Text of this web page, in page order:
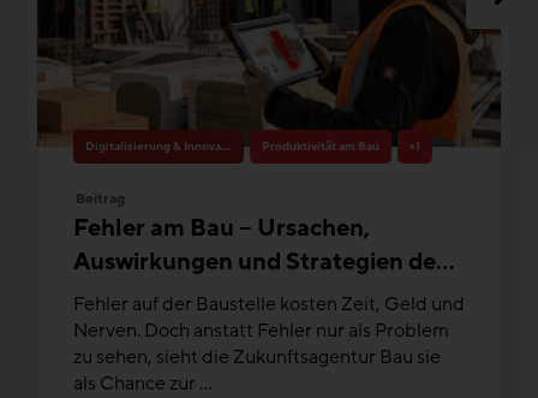
Digitalisierung & Innovation Produktivität am Bau +1
Beitrag
Fehler am Bau – Ursachen,
Auswirkungen und Strategien des
Fehlermanagements im Kontext
der Produktivität
Fehler auf der Baustelle kosten Zeit, Geld und
Nerven. Doch anstatt Fehler nur als Problem
zu sehen, sieht die Zukunftsagentur Bau sie
als Chance zur ...